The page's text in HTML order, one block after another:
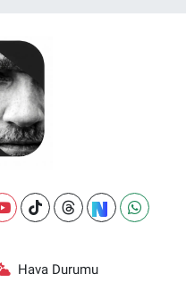
Hava Durumu